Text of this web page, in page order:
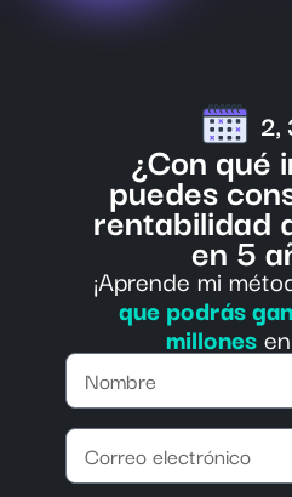
2,
¿Con qué
puedes
rentabilidad
en 5
¡Aprende mi
que podrás
millones